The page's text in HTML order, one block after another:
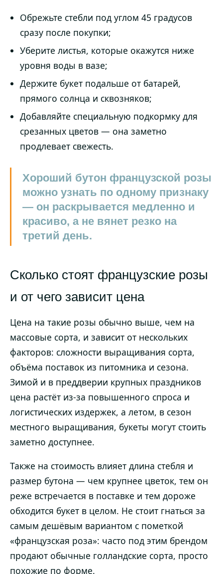
Обрежьте стебли под углом 45 градусов
сразу после покупки;
Уберите листья, которые окажутся ниже
уровня воды в вазе;
Держите букет подальше от батарей,
прямого солнца и сквозняков;
Добавляйте специальную подкормку для
срезанных цветов — она заметно
продлевает свежесть.
Хороший бутон французской розы
можно узнать по одному признаку
— он раскрывается медленно и
красиво, а не вянет резко на
третий день.
Сколько стоят французские розы
и от чего зависит цена
Цена на такие розы обычно выше, чем на
массовые сорта, и зависит от нескольких
факторов: сложности выращивания сорта,
объёма поставок из питомника и сезона.
Зимой и в преддверии крупных праздников
цена растёт из-за повышенного спроса и
логистических издержек, а летом, в сезон
местного выращивания, букеты могут стоить
заметно доступнее.
Также на стоимость влияет длина стебля и
размер бутона — чем крупнее цветок, тем он
реже встречается в поставке и тем дороже
обходится букет в целом. Не стоит гнаться за
самым дешёвым вариантом с пометкой
«французская роза»: часто под этим брендом
продают обычные голландские сорта, просто
похожие по форме.